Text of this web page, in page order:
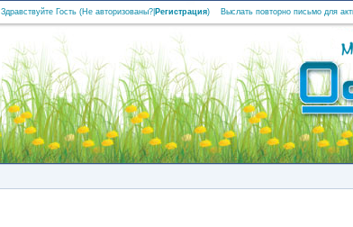
Здравствуйте Гость (Не авторизованы? Регистрация) Выслать повторно письмо для